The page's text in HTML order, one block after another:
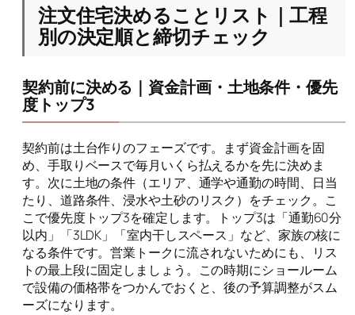
注文住宅決めることリスト｜工程
別の決定順と締切チェック
契約前に決める｜資金計画・土地条件・優先
度トップ3
契約前は土台作りのフェーズです。まず資金計画を固
め、手取りベースで毎月いくら払えるかを先に決めま
す。次に土地の条件（エリア、通学や通勤の時間、日当
たり、道路条件、浸水や土砂のリスク）をチェック。こ
こで優先度トップ3を確定します。トップ3は「通勤60分
以内」「3LDK」「室内干しスペース」など、家族の核に
なる条件です。営業トークに流されないためにも、リス
トの最上段に固定しましょう。この時期にショールーム
で設備の価格帯をつかんでおくと、後の予算調整がスム
ーズになります。